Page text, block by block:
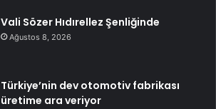
Vali Sözer Hıdırellez Şenliğinde
Ağustos 8, 2026
Türkiye’nin dev otomotiv fabrikası
üretime ara veriyor